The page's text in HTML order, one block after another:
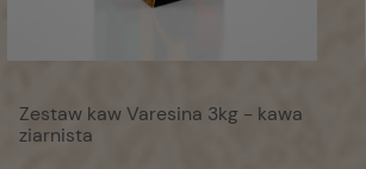
Zestaw kaw Varesina 3kg - kawa
ziarnista